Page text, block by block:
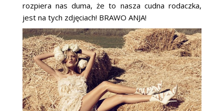
rozpiera nas duma, że to nasza cudna rodaczka,
jest na tych zdjęciach! BRAWO ANJA!